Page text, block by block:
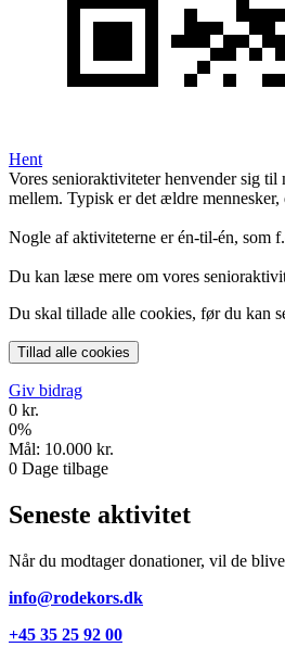
Hent
Vores senioraktiviteter henvender sig
mellem. Typisk er det ældre
Nogle af aktiviteterne er én-til-én, som
Du kan læse mere om vores
Du skal tillade alle cookies, før du kan
Tillad alle cookies
Giv bidrag
0 kr.
0%
Mål: 10.000 kr.
0 Dage tilbage
Seneste aktivitet
Når du modtager donationer, vil de
info@rodekors.dk
+45 35 25 92 00